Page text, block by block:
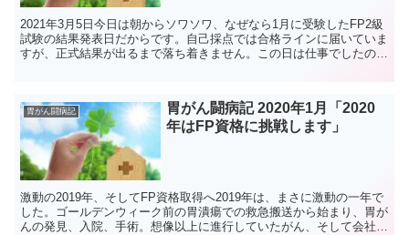
2021年3月5日今日は朝からソワソワ、なぜなら1月に受験したFP2級
試験の結果発表日だからです。自己採点では合格ラインに届いていま
すが、正式結果が出るまで落ち着きません。この日は仕事でしたの
胃がん闘病記
胃がん闘病記 2020年1月「2020
年はFP資格に挑戦します」
激動の2019年、そしてFP資格取得へ2019年は、まさに激動の一年で
した。ゴールデンウィーク前の胃潰瘍での救急搬送から始まり、胃が
んの発見、入院、手術。想像以上に進行していたがん、そして会社を